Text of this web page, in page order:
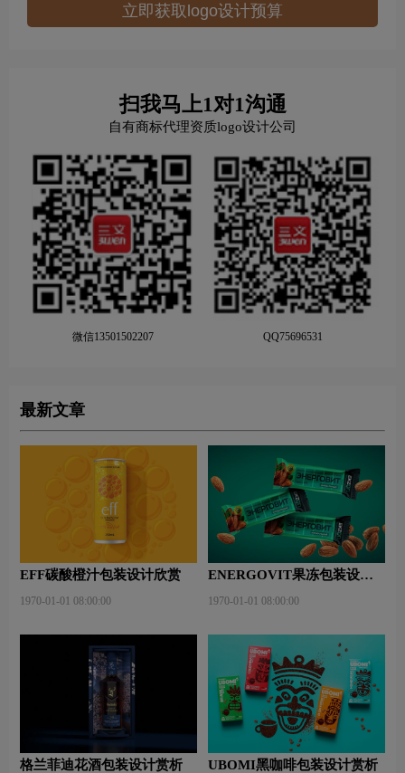
立即获取logo设计预算
扫我马上1对1沟通
自有商标代理资质logo设计公司
微信13501502207 QQ75696531
最新文章
EFF碳酸橙汁包装设计欣赏
1970-01-01 08:00:00
ENERGOVIT果冻包装设计
1970-01-01 08:00:00
格兰菲迪花酒包装设计赏析 UBOMI黑咖啡包装设计赏析